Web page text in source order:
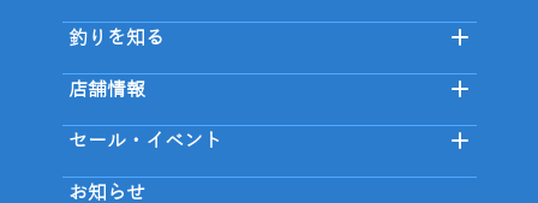
釣りを知る
店舗情報
セール・イベント
お知らせ